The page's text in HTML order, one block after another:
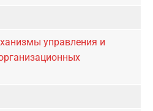
управления и